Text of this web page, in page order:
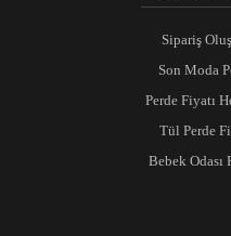
Sipariş
Son Moda
Perde Fiyatı
Tül Perde
Bebek Odası